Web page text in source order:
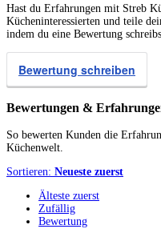
Hast du Erfahrungen mit Streb
Kücheninteressierten und teile
indem du eine Bewertung
Bewertung schreiben
Bewertungen &
So bewerten Kunden die
Küchenwelt.
Sortieren: Neueste zuerst
Älteste zuerst
Zufällig
Bewertung